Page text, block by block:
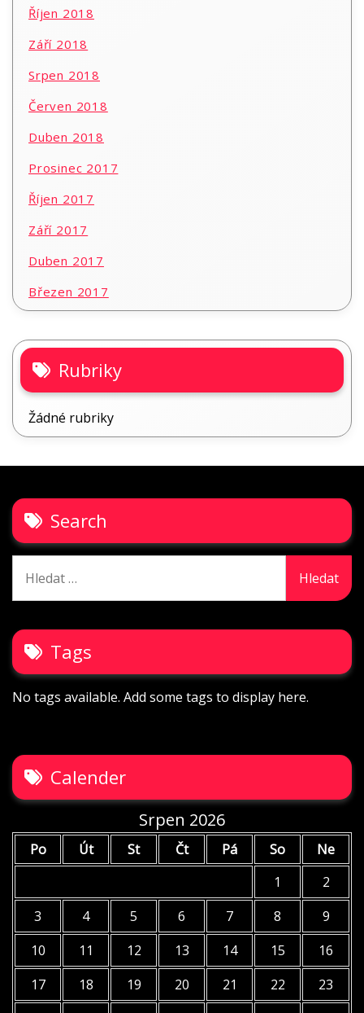
Říjen 2018
Září 2018
Srpen 2018
Červen 2018
Duben 2018
Prosinec 2017
Říjen 2017
Září 2017
Duben 2017
Březen 2017
Rubriky
Žádné rubriky
Search
Tags
No tags available. Add some tags to display here.
Calender
Srpen 2026
Po Út St Čt Pá So
Ne
1
2
3
4 5 6 7 8
9
10
11 12 13 14 15
16
17
18 19 20 21 22
23